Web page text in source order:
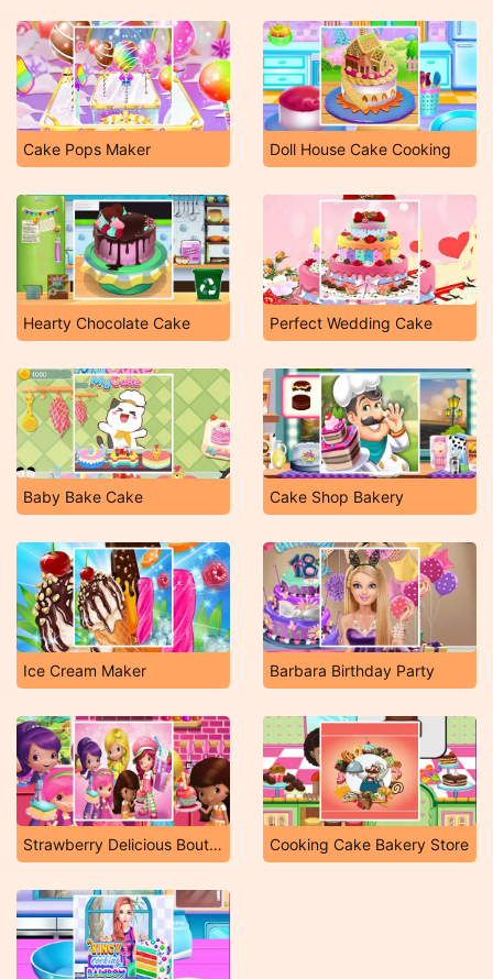
Cake Pops Maker Doll House Cake Cooking
Hearty Chocolate Cake Perfect Wedding Cake
Baby Bake Cake Cake Shop Bakery
Ice Cream Maker Barbara Birthday Party
Strawberry Delicious Boutique Cooking Cake Bakery Store